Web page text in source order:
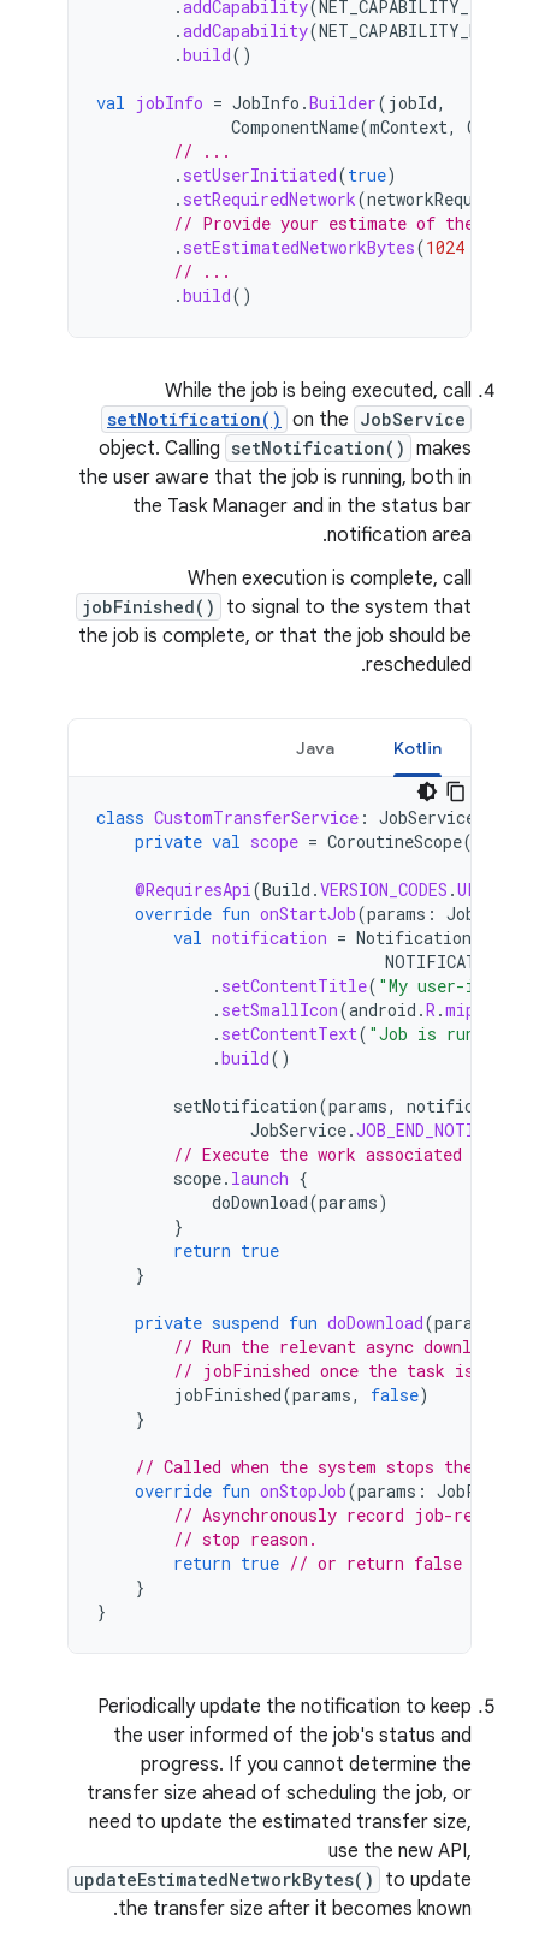
.addCapability(
.addCapability(
.build()
val jobInfo = JobInfo .Builder( jobId,
ComponentName(mContext,
// ...
. setUserInitiated(true)
. setRequiredNetwork(
// Provide your estimate of the
. setEstimatedNetworkBytes(1024
// ...
.build()
While the job is being executed, call
setNotification() on the JobService
object. Calling setNotification() makes
the user aware that the job is running, both in
the Task Manager and in the status bar
notification area.
When execution is complete, call
jobFinished()
to signal to the system that
the job is complete, or that the job should be
rescheduled.
Kotlin
Java
class CustomTransferService : JobService
private val scope = CoroutineScope(
@RequiresApi(Build .VERSION_CODES .
override fun onStartJob(params :
val notification = Notification
. setContentTitle( "My user-
. setSmallIcon(android .R .mipmap
. setContentText( "Job is running"
.build()
setNotification(params, notification
JobService.
// Execute the work associated with
scope. launch {
doDownload(params)
}
return true
}
private suspend fun doDownload(params
// Run the relevant async download
// jobFinished once the task is
jobFinished(params, false)
}
// Called when the system stops the job.
override fun onStopJob(params :
// Asynchronously record job-related
// stop reason.
return true // or return false if job
}
}
Periodically update the notification to keep
the user informed of the job's status and
progress. If you cannot determine the
transfer size ahead of scheduling the job, or
need to update the estimated transfer size,
use the new API,
updateEstimatedNetworkBytes()
to update
the transfer size after it becomes known.